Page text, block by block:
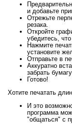
и добавьте
Отрежьте
резака.
Откройте
убедитесь,
Нажмите
установите
Отправьте в
Аккуратно
забрать
Готово!
Хотите печатать
И это
программа
"общаться" с